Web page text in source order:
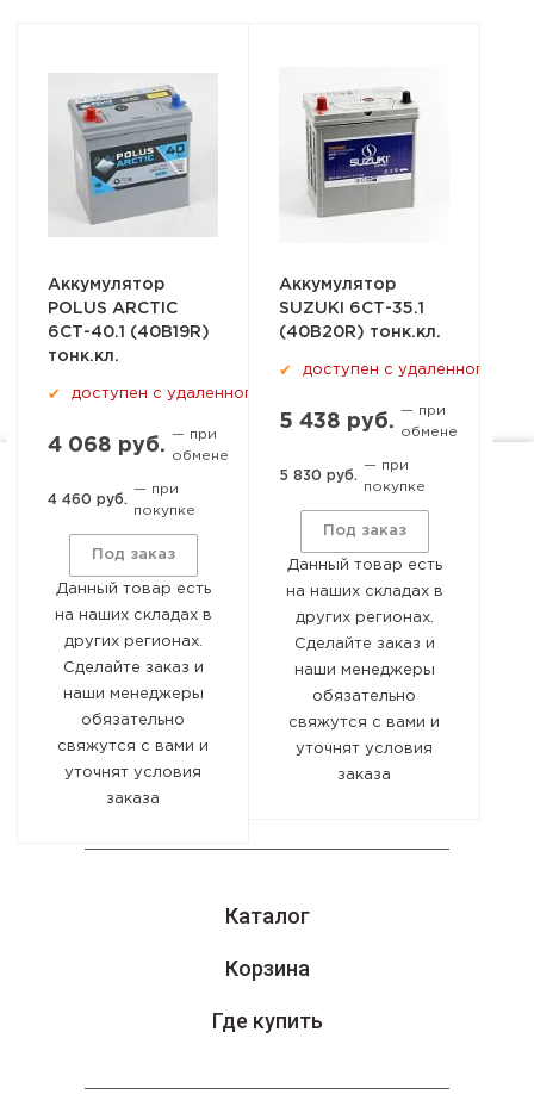
Аккумулятор
POLUS ARCTIC
6СТ-40.1 (40B19R)
тонк.кл.
✔ доступен с удаленного склада
4 068 руб.
— при
обмене
4 460 руб.
— при
покупке
Под заказ
Данный товар есть
на наших складах в
других регионах.
Сделайте заказ и
наши менеджеры
обязательно
свяжутся с вами и
уточнят условия
заказа
Аккумулятор
SUZUKI 6СТ-35.1
(40B20R) тонк.кл.
✔ доступен с удаленного
5 438 руб.
— при
обмене
5 830 руб.
— при
покупке
Под заказ
Данный товар есть
на наших складах в
других регионах.
Сделайте заказ и
наши менеджеры
обязательно
свяжутся с вами и
уточнят условия
заказа
Каталог
Корзина
Где купить
Ростов-на-Дону, пер. 1-й
Машиностроительный, 15-
А
8 (800) 551-09-18
Оставайтесь на связи